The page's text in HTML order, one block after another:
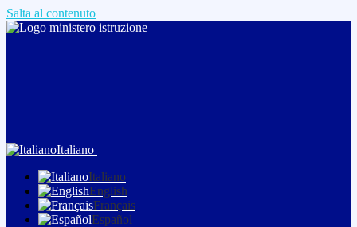
Salta al contenuto
Italiano
Italiano
English
Français
Español